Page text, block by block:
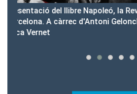
Presentació del Club Victòria